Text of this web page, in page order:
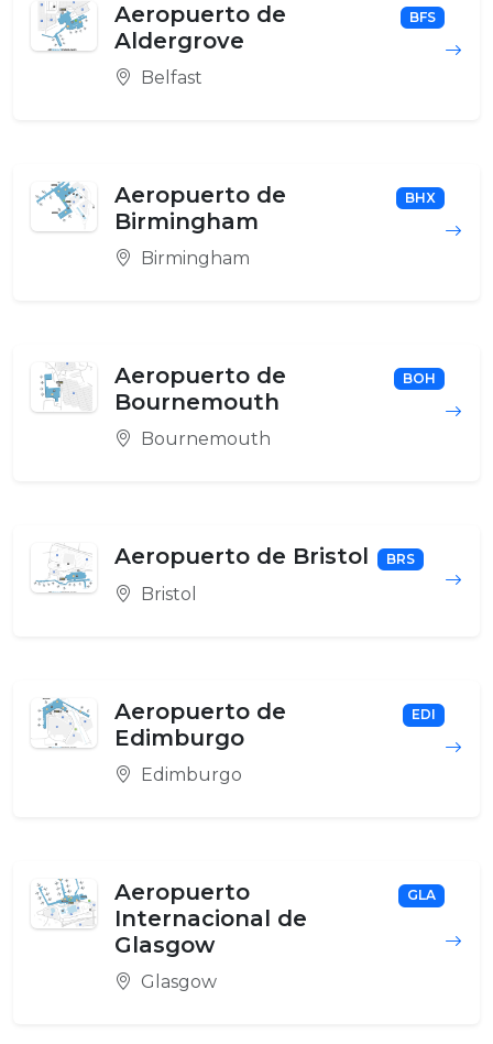
Aeropuerto de
Aldergrove
BFS
Belfast
Aeropuerto de
Birmingham
BHX
Birmingham
Aeropuerto de
Bournemouth
BOH
Bournemouth
Aeropuerto de Bristol BRS
Bristol
Aeropuerto de
Edimburgo
EDI
Edimburgo
Aeropuerto
Internacional de
Glasgow
GLA
Glasgow